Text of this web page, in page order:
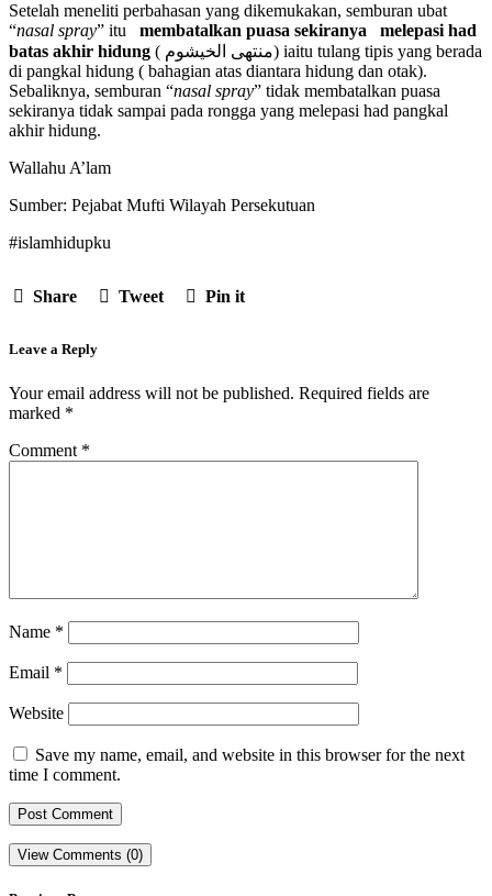
Setelah meneliti perbahasan yang dikemukakan, semburan ubat
“nasal spray” itu membatalkan puasa sekiranya melepasi had
batas akhir hidung ( منتهى الخيشوم) iaitu tulang tipis yang berada
di pangkal hidung ( bahagian atas diantara hidung dan otak).
Sebaliknya, semburan “nasal spray” tidak membatalkan puasa
sekiranya tidak sampai pada rongga yang melepasi had pangkal
akhir hidung.
Wallahu A’lam
Sumber: Pejabat Mufti Wilayah Persekutuan
#islamhidupku
Share Tweet Pin it
Leave a Reply
Your email address will not be published. Required fields are
marked *
Comment *
Name *
Email *
Website
Save my name, email, and website in this browser for the next
time I comment.
View Comments (0)